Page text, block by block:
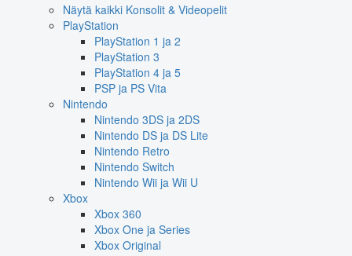
Näytä kaikki Konsolit & Videopelit
PlayStation
PlayStation 1 ja 2
PlayStation 3
PlayStation 4 ja 5
PSP ja PS Vita
Nintendo
Nintendo 3DS ja 2DS
Nintendo DS ja DS Lite
Nintendo Retro
Nintendo Switch
Nintendo Wii ja Wii U
Xbox
Xbox 360
Xbox One ja Series
Xbox Original